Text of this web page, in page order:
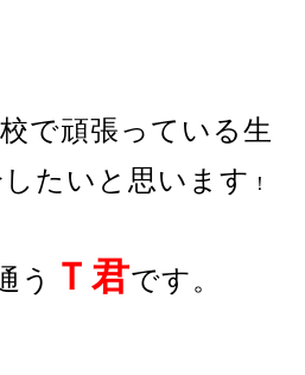
で頑張っている生
たいと思います ！
う Ｔ君です。